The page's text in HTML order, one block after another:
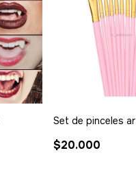
Set de pinceles
$20.000